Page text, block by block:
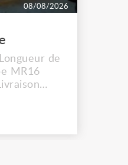
08/08/2026
de
MR16